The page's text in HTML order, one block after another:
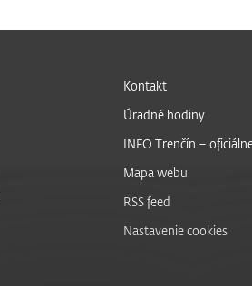
Kontakt
Úradné hodiny
INFO Trenčín –
Mapa webu
RSS feed
Nastavenie cookies